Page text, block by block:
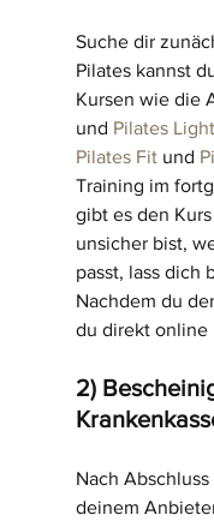
Suche dir
Pilates kannst
Kursen wie die
und Pilates Light
Pilates Fit und
Training im
gibt es den Kurs
unsicher bist,
passt, lass dich
Nachdem du
du direkt online
2)
Nach
deinem